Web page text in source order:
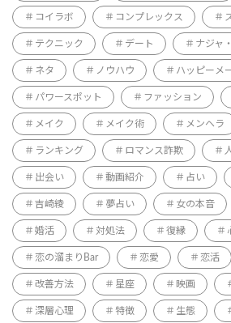
コイラボ コンプレックス
テクニック デート ナジャ
ネタ ノウハウ ハッピーメ
パワースポット ファッション
メイク メイク術 メンヘラ
ランキング ロマンス詐欺
出会い 動画紹介 占い
吉崎綾 夢占い 女の本音
婚活 対処法 復縁
恋の溜まりBar 恋愛 恋活
改善方法 星座 映画
深層心理 特徴 生態